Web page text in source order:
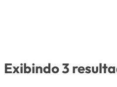
Exibindo 3